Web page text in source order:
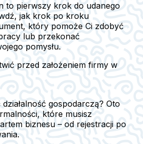
to pierwszy krok do udanego
jak krok po kroku
który pomoże Ci zdobyć
lub przekonać
pomysłu.
przed założeniem firmy w
działalność gospodarczą? Oto
które musisz
biznesu – od rejestracji po